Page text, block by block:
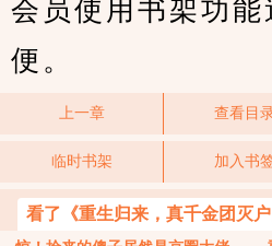
会员使用书架功能
便。
上一章 查看目
临时书架 加入书
看了《重生归来，真千金团灭